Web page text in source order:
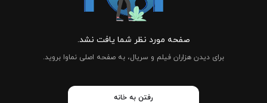
صفحه مورد نظر شما یافت نشد.
برای دیدن هزاران فیلم و سریال، به صفحه اصلی نماوا بروید.
رفتن به خانه